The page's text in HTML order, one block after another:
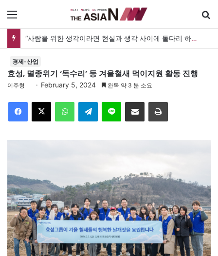
“사람을 위한 생각이라면 현실과 생각 사이에 돌다리 하나는 놓아야 하지 않을까”
경제-산업
효성, 멸종위기 ‘독수리’ 등 겨울철새 먹이지원 활동 진행
이주형 February 5, 2024 완독 약 3 분 소요
Telegram 이메일